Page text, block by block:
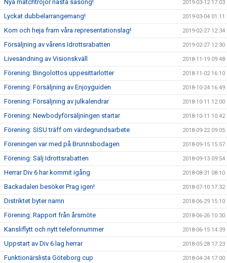
Nya matchtröjor nästa säsong! 2019-03-12 17:03
Lyckat dubbelarrangemang! 2019-03-04 01:11
Kom och heja fram våra representationslag! 2019-02-27 12:34
Försäljning av vårens Idrottsrabatten 2019-02-27 12:30
Livesändning av Visionskväll 2018-11-19 09:48
Förening: Bingolottos uppesittarlotter 2018-11-02 16:10
Förening: Försäljning av Enjoyguiden 2018-10-24 16:49
Förening: Försäljning av julkalendrar 2018-10-11 12:00
Förening: Newbodyförsäljningen startar 2018-10-11 10:42
Förening: SISU träff om värdegrundsarbete 2018-09-22 09:05
Föreningen var med på Brunnsbodagen 2018-09-15 15:57
Förening: Sälj Idrottsrabatten 2018-09-13 09:54
Herrar Div 6 har kommit igång 2018-08-31 08:10
Backadalen besöker Prag igen! 2018-07-10 17:32
Distriktet byter namn 2018-06-29 15:10
Förening: Rapport från årsmöte 2018-06-26 10:30
Kansliflytt och nytt telefonnummer 2018-06-15 14:39
Uppstart av Div 6 lag herrar 2018-05-28 17:23
Funktionärslista Göteborg cup 2018-04-24 17:00